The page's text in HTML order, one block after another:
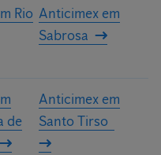
Rio Anticimex em
Sabrosa
de
Anticimex em
Santo Tirso